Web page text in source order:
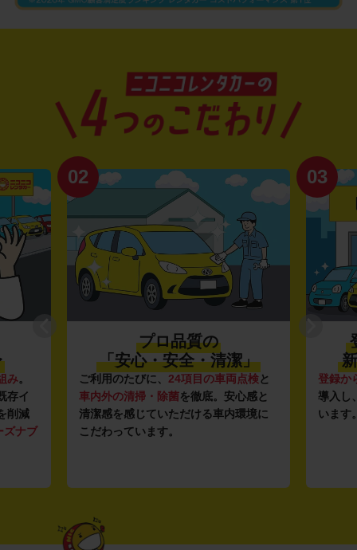
み。
存イ
削減
ズナブ
02
プロ品質の
「安心・安全・清潔」
ご利用のたびに、 24項目の車両点検と
車内外の清掃・除菌を徹底。安心感と
清潔感を感じていただける車内環境に
こだわっています。
03
登録か
導入し
います